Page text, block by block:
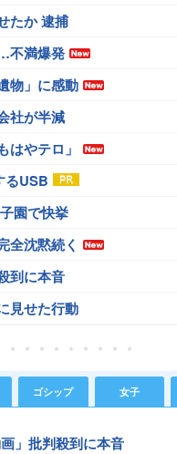
たか 逮捕
不満爆発
物」に感動
社が半減
はやテロ」
るUSB
園で快挙
全沈黙続く
到に本音
見せた行動
ゴシップ 女子
画」批判殺到に本音